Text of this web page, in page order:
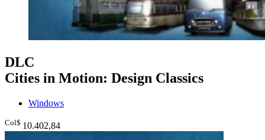
DLC
Cities in Motion: Design Classics
Windows
Col$ 10.402,84